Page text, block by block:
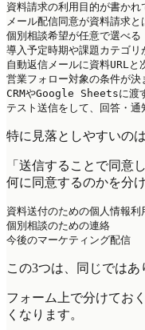
資料請求の利用目的が書かれ
メール配信同意が資料請求と
個別相談希望が任意で選べる
導入予定時期や課題カテゴリ
自動返信メールに資料URLと
営業フォロー対象の条件が決
CRMやGoogle Sheetsに渡
特に見落としやすいの
「送信することで同意
何に同意するのかを分
資料送付のための個人情報利
個別相談のための連絡
この3つは、同じではあ
フォーム上で分けてお
くなります。